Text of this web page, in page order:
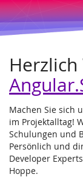
Zum
Haupt-
Inhalt
Leipzig
und
Online
Machen Sie sich
im Projektalltag!
Schulungen und
Persönlich und
Developer
Hoppe.